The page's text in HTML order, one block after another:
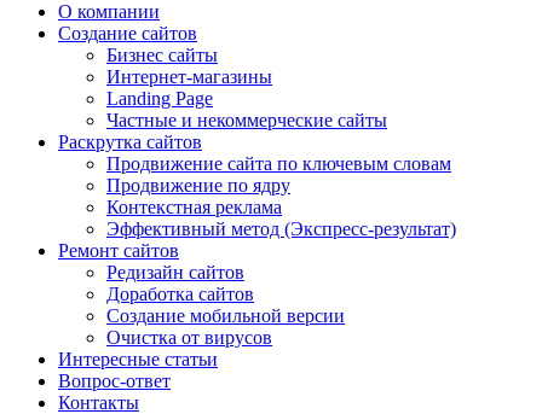
О компании
Создание сайтов
Бизнес сайты
Интернет-магазины
Landing Page
Частные и некоммерческие сайты
Раскрутка сайтов
Продвижение сайта по ключевым словам
Продвижение по ядру
Контекстная реклама
Эффективный метод (Экспресс-результат)
Ремонт сайтов
Редизайн сайтов
Доработка сайтов
Создание мобильной версии
Очистка от вирусов
Интересные статьи
Вопрос-ответ
Контакты